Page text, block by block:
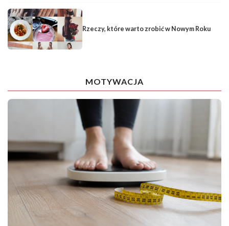
Rzeczy, które warto zrobić w Nowym Roku
MOTYWACJA